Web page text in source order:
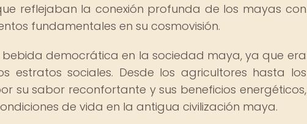
reflejaban la conexión profunda de los mayas con
fundamentales en su cosmovisión.
democrática en la sociedad maya, ya que era
estratos sociales. Desde los agricultores hasta los
su sabor reconfortante y sus beneficios energéticos,
de vida en la antigua civilización maya.